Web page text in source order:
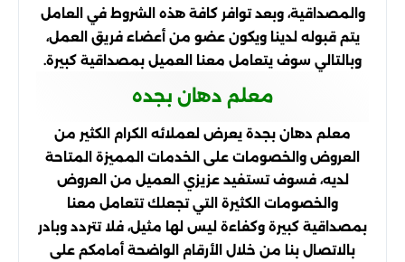
والمصداقية، وبعد توافر كافة هذه الشروط في العامل
يتم قبوله لدينا ويكون عضو من أعضاء فريق العمل،
وبالتالي سوف يتعامل معنا العميل بمصداقية كبيرة.
معلم دهان بجده
معلم دهان بجدة يعرض لعملائه الكرام الكثير من
العروض والخصومات على الخدمات المميزة المتاحة
لديه، فسوف تستفيد عزيزي العميل من العروض
والخصومات الكثيرة التي تجعلك تتعامل معنا
بمصداقية كبيرة وكفاءة ليس لها مثيل، فلا تتردد وبادر
بالاتصال بنا من خلال الأرقام الواضحة أمامكم على